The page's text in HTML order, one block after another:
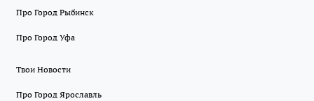
Про Город Рыбинск
Про Город Уфа
Твои Новости
Про Город Ярославль